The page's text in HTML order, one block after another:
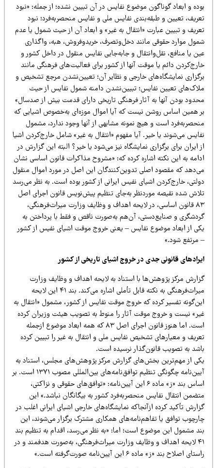
و ابعاد گوناگون موضوع نفایس در آن تبیین نشده؛ از جمله: «نبود
تعیین و طبقه‌بندی نفایس ملی و نفایس منحصربه‌فرد؛ نبود
و تبیین عبارت «انتقال به غیر» و ابعاد آن از حیث شمول یا عدم
موارد حقوقی مانند دخل‌وتصرف، خریدوفروش، هبه، واگذاری
یا منافع، نقل‌وانتقال و جابه‌جایی نفایس منقول در داخل کشور و
دائم یا موقت آنها از کشور برای فعالیت‌های فرهنگی مانند
نمایشگاه‌های خارجی و نظایر آن؛ تعیین‌نشدن مرجع تشخیص و
تعیین نفایس؛ تبیین‌نشدن دامنه شمول نفایس از حیث
بودن آنها به آثار فرهنگی تاریخی دارای قدمت بیش از صدسال»
همین اساس روشن نیست که آیا اموال موزه‌ای به‌خصوص اشیایی که
است و هیچ نمونه مشابهی از آنها وجود ندارد، مشمول
می‌شوند یا خیر. آیا مفهوم «انتقال به غیر» شامل خارج‌کردن اشیا
ایران برای برگزاری نمایشگاه نیز می‌شود یا خیر؟ البته این گزارش در
به این نکته اشاره کرده که: «مشروح مذاکرات قانون اساسی نشان
که مقصود اصلی تدوین‌کنندگان این اصل در مورد اموال منقول
خارج‌کردن اشیای نفیس ایرانی از کشور بوده است. به نظر می‌رسد
شده نقیصه موردنظر به‌جای تنظیم پیش‌نویس قانون اجرای اصل
۸۳ قانون اساسی، در لایحه اهداف و وظایف وزارت میراث‌فرهنگی،
و صنایع‌دستی، آن‌هم به‌صورت ناقص و فقط با پرداختن به
از ابعاد موضوع نفایس – یعنی خروج موقت اشیای نفیس از کشور
مرتفع شود.»
قانونی جدی در خروج اشیای تاریخی از کشور
مرکز پژوهش‌ها با استناد به لایحه اهداف و وظایف وزارت
میراث‌فرهنگی به نکته قابل تأملی اشاره می‌کند. بند ۴۱ این لایحه
تفسیر کرده که خروج موقت نفایس از کشور، مشمول «انتقال به
نیست و خروج موقت آثار را منوط به تصویب هیئت وزیران کرده
است. اما هنوز قانون اجرای اصل ۸۳ که همه ابعاد موضوع ازجمله
و معیارهای تشخیص نفایس ملی و انتقال به غیر را تبیین کرده
به تصویب قانون‌گذار نرسیده است.
از مهم‌ترین بخش‌های گزارش مرکز پژوهش‌های مجلس، استناد به
آیین‌نامه چگونگی تنظیم توافق‌نامه‌های بین‌المللی مصوب ۱۳۷۱ است. بر
اساس بند «ز» ماده ۶ این آیین‌نامه: «توافق‌های حقوقی و نزاکتی،
انتقال نفایس منحصربه‌فرد کشور به بیگانگان نباشد.» این
تأکید کرده ازآنجاکه نمایشگاه‌های خارجی اشیای ایرانی اغلب در
توافق یا تفاهم‌نامه‌های همکاری مشترک برگزار می‌شوند، این
مشمول این موضوع است؛ اما: «به نظر می‌رسد، اقدام به تنظیم بند
۴۱ لایحه اهداف و وظایف وزارت میراث‌فرهنگی، به‌صورت هدفمند و در
اصلاح بند «ز» ماده ۶ این آیین‌نامه صورت‌گرفته است.»